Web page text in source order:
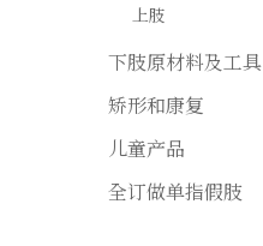
上肢
下肢原材料及工具
矫形和康复
儿童产品
全订做单指假肢